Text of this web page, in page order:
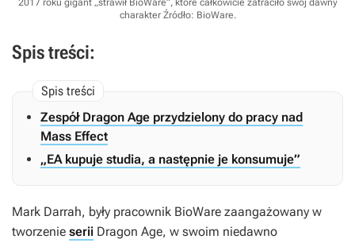
2017 roku gigant „strawił BioWare”, które całkowicie zatraciło swój dawny
charakter Źródło: BioWare.
Spis treści:
Zespół Dragon Age przydzielony do pracy nad
Mass Effect
„EA kupuje studia, a następnie je konsumuje”
Mark Darrah, były pracownik BioWare zaangażowany w
tworzenie serii Dragon Age, w swoim niedawno